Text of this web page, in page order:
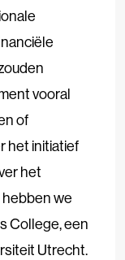
vooral
of
het initiatief
het
hebben we
College, een
Utrecht.